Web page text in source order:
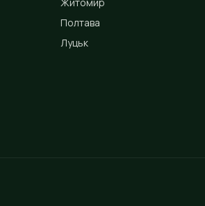
Полтава
Луцьк